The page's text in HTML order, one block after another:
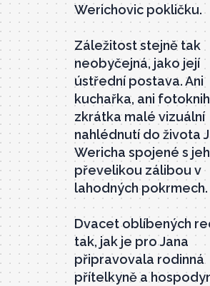
Werichovic pokličku.
Záležitost stejně tak
neobyčejná, jako její
ústřední postava. Ani
kuchařka, ani
zkrátka malé vizuální
nahlédnutí do života
Wericha spojené s
převelikou zálibou v
lahodných pokrmech.
Dvacet oblíbených
tak, jak je pro Jana
připravovala rodinná
přítelkyně a